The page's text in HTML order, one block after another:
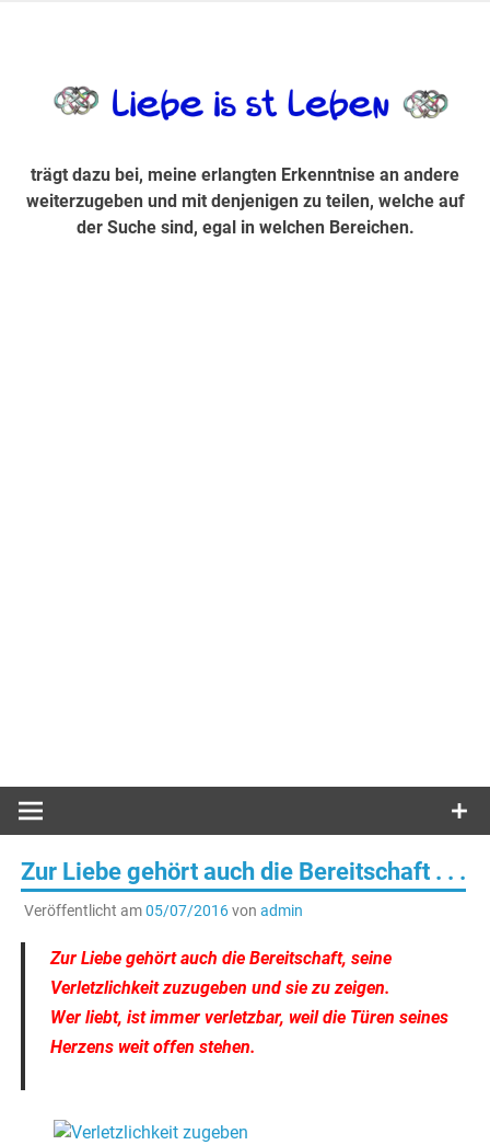
Suche sind, egal in welchen Bereichen.
trägt dazu bei, meine erlangten Erkenntnise an andere
weiterzugeben und mit denjenigen zu teilen, welche auf
der Suche sind, egal in welchen Bereichen.
Zur Liebe gehört auch die Bereitschaft . . .
Veröffentlicht am05/07/2016von admin
Zur Liebe gehört auch die Bereitschaft, seine
Verletzlichkeit zuzugeben und sie zu zeigen.
Wer liebt, ist immer verletzbar, weil die Türen seines
Herzens weit offen stehen.